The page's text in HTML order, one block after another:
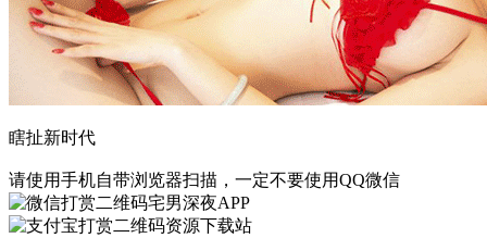
瞎扯新时代
请使用手机自带浏览器扫描，一定不要使用QQ微信
宅男深夜APP
资源下载站